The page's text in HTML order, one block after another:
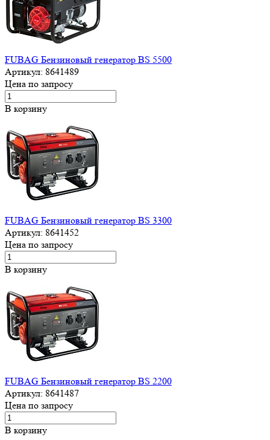
FUBAG Бензиновый генератор BS 5500
Артикул: 8641489
Цена по запросу
В корзину
FUBAG Бензиновый генератор BS 3300
Артикул: 8641452
Цена по запросу
В корзину
FUBAG Бензиновый генератор BS 2200
Артикул: 8641487
Цена по запросу
В корзину